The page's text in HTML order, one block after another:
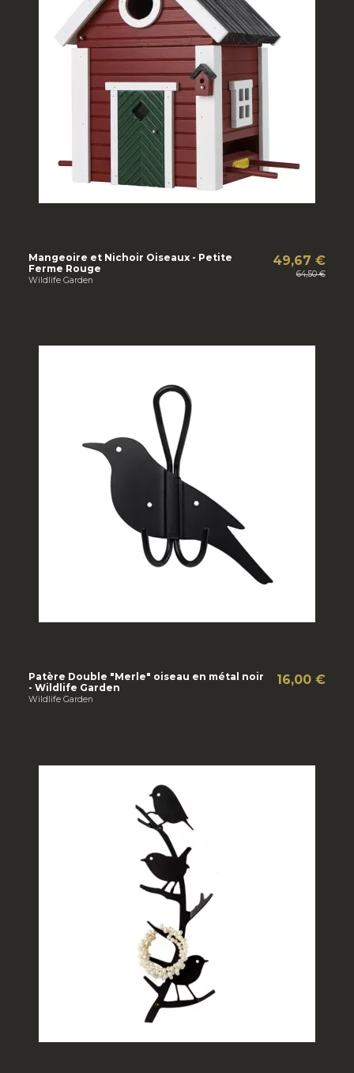
Mangeoire et Nichoir Oiseaux - Petite
Ferme Rouge
Wildlife Garden
49,67 €
64,50 €
Patère Double "Merle" oiseau en métal noir
- Wildlife Garden
Wildlife Garden
16,00 €